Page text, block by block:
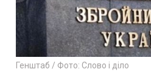
Генштаб / Фото: Слово і діло